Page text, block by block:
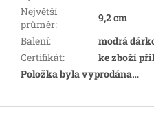
Největší
průměr:
9,2 cm
Balení:
modrá
Certifikát:
ke zboží
Položka byla vyprodána…
Z